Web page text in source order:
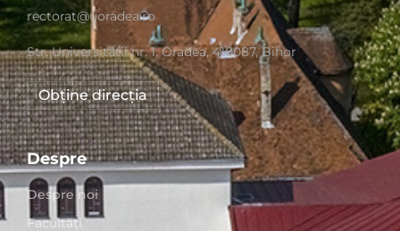
rectorat@uoradea.ro
Str. Universităţii nr. 1, Oradea, 410087, Bihor
Obține direcția
Despre
Despre noi
Facultăți